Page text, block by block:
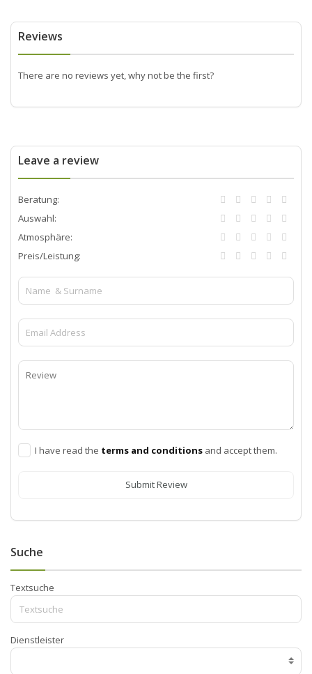
Reviews
There are no reviews yet, why not be the first?
Leave a review
Beratung:
Auswahl:
Atmosphäre:
Preis/Leistung:
I have read the terms and conditions and accept them.
Submit Review
Suche
Textsuche
Dienstleister